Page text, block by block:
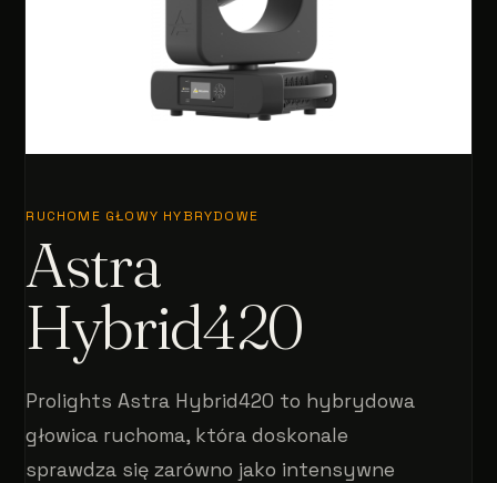
RUCHOME GŁOWY HYBRYDOWE
Astra
Hybrid420
Prolights Astra Hybrid420 to hybrydowa
głowica ruchoma, która doskonale
sprawdza się zarówno jako intensywne